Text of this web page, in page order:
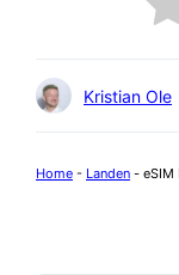
Kristian Ole
Home - Landen - eSIM